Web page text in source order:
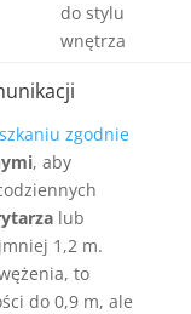
do stylu
wnętrza
zgodnie
, aby
lub
1,2 m.
to
do 0,9 m, ale